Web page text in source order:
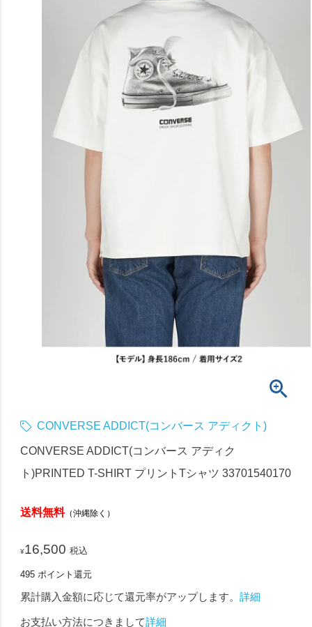
CONVERSE ADDICT(コンバース アディクト)
CONVERSE ADDICT(コンバース アディク
ト)PRINTED T-SHIRT プリントTシャツ 33701540170
送料無料（沖縄除く）
¥16,500 税込
495 ポイント還元
累計購入金額に応じて還元率がアップします。詳細
お支払い方法につきまして詳細